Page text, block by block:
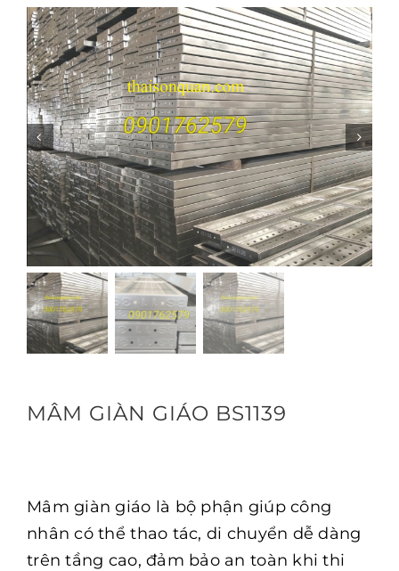
MÂM GIÀN GIÁO BS1139
Mâm giàn giáo là bộ phận giúp công
nhân có thể thao tác, di chuyển dễ dàng
trên tầng cao, đảm bảo an toàn khi thi